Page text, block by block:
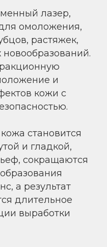
лазер,
омоложения,
растяжек,
и
кожи с
становится
и гладкой,
сокращаются
а результат
длительное
выработки